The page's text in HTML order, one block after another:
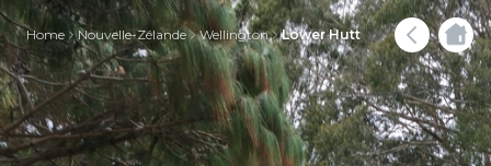
Home Nouvelle-Zélande Wellington Lower Hutt